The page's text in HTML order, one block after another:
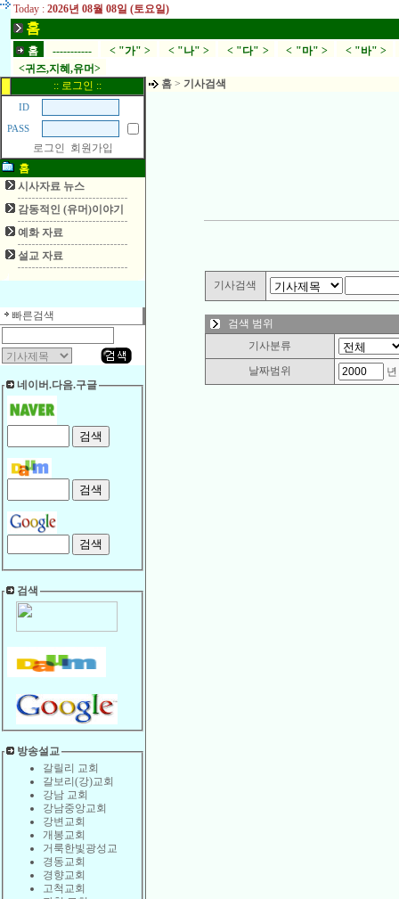
Today : 2026년 08월 08일 (토요일)
홈
홈 ----------- < "가" > < "나" > < "다" > < "마" > < "바" >
<귀즈,지혜,유머>
:: 로그인 ::
ID
PASS
로그인
회원가입
홈
시사자료 뉴스
감동적인 (유머)이야기
예화 자료
설교 자료
빠른검색
네이버.다음.구글
검색
방송설교
갈릴리 교회
갈보리(강)교회
강남 교회
강남중앙교회
강변교회
개봉교회
거룩한빛광성교
경동교회
경향교회
고척교회
홈 > 기사검색
기사검색
검색 범위
기사분류
날짜범위